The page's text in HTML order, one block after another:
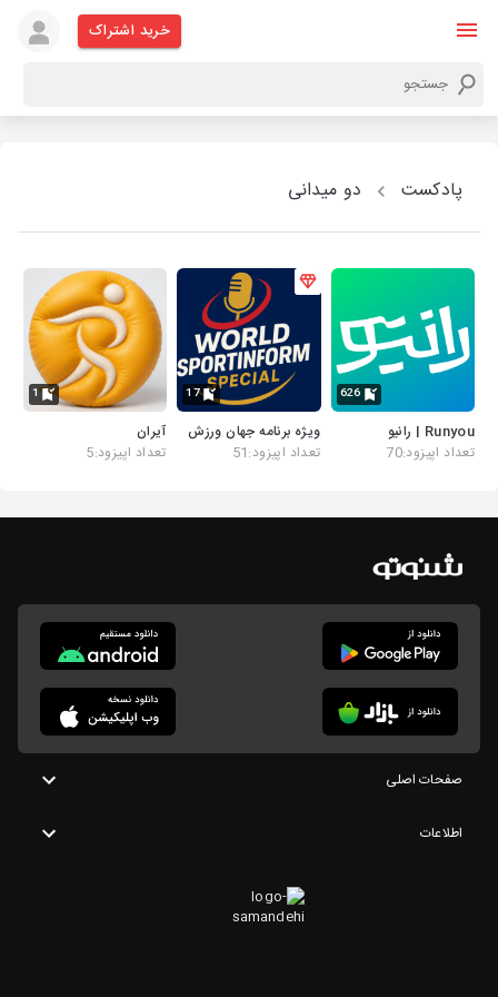
خرید اشتراک
پادکست دو میدانی
626
Runyou | رانیو
تعداد اپیزود:70
17
ویژه برنامه جهان ورزش
تعداد اپیزود:51
1
آیران
تعداد اپیزود:5
صفحات اصلی
اطلاعات